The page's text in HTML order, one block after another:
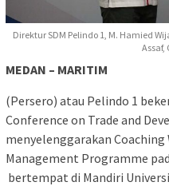
Direktur SDM Pelindo 1, M. Hamied
Assaf,
MEDAN – MARITIM
(Persero) atau Pelindo 1
Conference on Trade and
menyelenggarakan Coaching
Management Programme
bertempat di Mandiri